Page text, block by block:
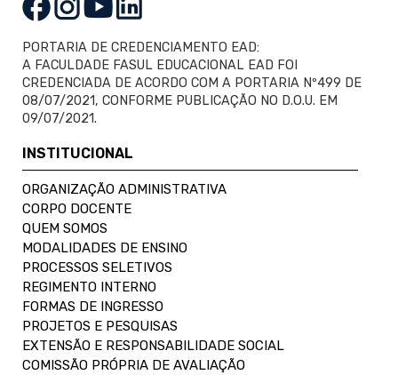
PORTARIA DE CREDENCIAMENTO EAD:
A FACULDADE FASUL EDUCACIONAL EAD FOI
CREDENCIADA DE ACORDO COM A PORTARIA Nº499 DE
08/07/2021, CONFORME PUBLICAÇÃO NO D.O.U. EM
09/07/2021.
INSTITUCIONAL
ORGANIZAÇÃO ADMINISTRATIVA
CORPO DOCENTE
QUEM SOMOS
MODALIDADES DE ENSINO
PROCESSOS SELETIVOS
REGIMENTO INTERNO
FORMAS DE INGRESSO
PROJETOS E PESQUISAS
EXTENSÃO E RESPONSABILIDADE SOCIAL
COMISSÃO PRÓPRIA DE AVALIAÇÃO